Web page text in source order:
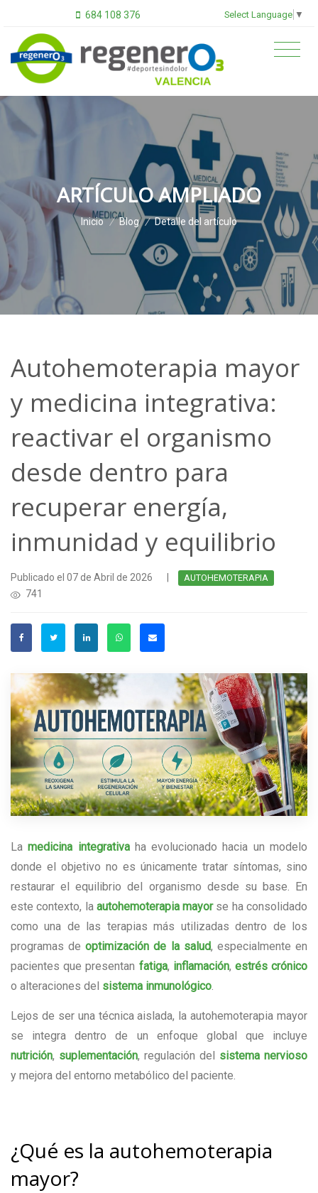
684 108 376 Select Language ▼
ARTÍCULO AMPLIADO
Inicio / Blog / Detalle del artículo
Autohemoterapia mayor
y medicina integrativa:
reactivar el organismo
desde dentro para
recuperar energía,
inmunidad y equilibrio
Publicado el 07 de Abril de 2026 AUTOHEMOTERAPIA
741
Lamedicina integrativaha evolucionado hacia un modelo
donde el objetivo no es únicamente tratar síntomas, sino
restaurar el equilibrio del organismo desde su base. En
este contexto, la autohemoterapia mayorse ha consolidado
como una de las terapias más utilizadas dentro de los
programas deoptimización de la salud, especialmente en
pacientes que presentan fatiga, inflamación, estrés crónico
o alteraciones del sistema inmunológico.
Lejos de ser una técnica aislada, la autohemoterapia mayor
se integra dentro de un enfoque global que incluye
nutrición, suplementación, regulación del sistema nervioso
y mejora del entorno metabólico del paciente.
¿Qué es la autohemoterapia
mayor?